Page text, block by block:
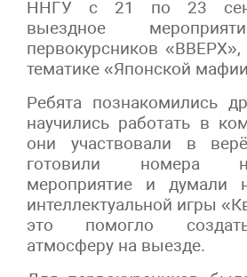
ННГУ с 21 по 23
выездное
первокурсников
тематике «Японской
Ребята познакомились
научились работать в
они участвовали в
готовили номера
мероприятие и думали
интеллектуальной игры
это помогло
атмосферу на выезде.